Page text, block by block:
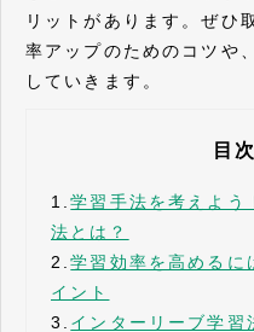
リットがあります。ぜひ
率アップのためのコツや
していきます。
目次
1.学習手法を考えよう
法とは？
2.学習効率を高めるに
イント
3. インターリーブ学習